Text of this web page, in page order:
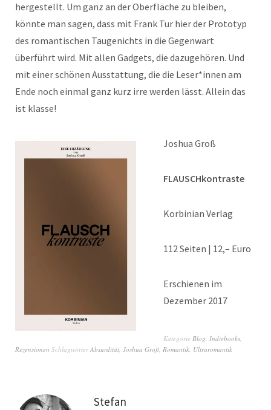
hergestellt. Um ganz an der Oberfläche zu bleiben,
könnte man sagen, dass mit Frank Tur hier der Prototyp
des romantischen Taugenichts in die Gegenwart
überführt wird. Mit allen Gadgets, die dazugehören. Und
mit einer schönen Ausstattung, die die Leser*innen am
Ende noch einmal ganz kurz irre werden lässt. Allein das
ist klasse!
Joshua Groß
FLAUSCHkontraste
Korbinian Verlag
112 Seiten | 12,– Euro
Erschienen im
Dezember 2017
Kategorie Blog, Indiebooks,
Rezensionen SchlagwörterAbsurdität, Joshua Groß, Romantik, Ultraromantik
Stefan